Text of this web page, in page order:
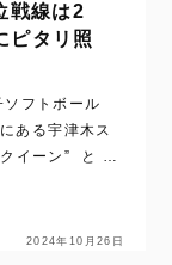
戦線は2
ピタリ照
フトボール
ある宇津木ス
イーン” と ”N
2024年10月26日